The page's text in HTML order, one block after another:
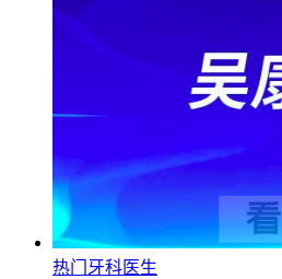
热门牙科医生